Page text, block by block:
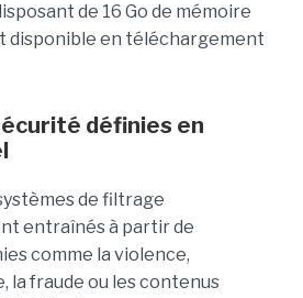
de 16 Go de mémoire
disponible en téléchargement
définies en
de filtrage
entraînés à partir de
comme la violence,
la fraude ou les contenus